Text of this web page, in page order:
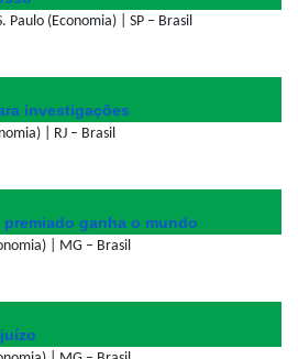
Paulo (Economia) | SP – Brasil
investigações
| RJ – Brasil
ganha o mundo
| MG – Brasil